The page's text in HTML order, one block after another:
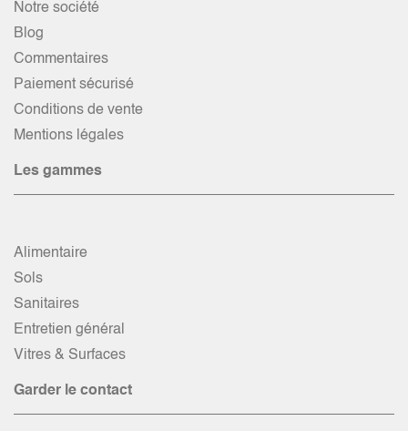
Notre société
Blog
Commentaires
Paiement sécurisé
Conditions de vente
Mentions légales
Les gammes
Alimentaire
Sols
Sanitaires
Entretien général
Vitres & Surfaces
Garder le contact